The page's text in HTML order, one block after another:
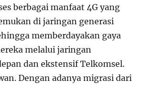
berbagai manfaat 4G yang
di jaringan generasi
memberdayakan gaya
melalui jaringan
dan ekstensif Telkomsel.
Dengan adanya migrasi dari